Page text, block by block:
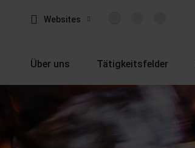
Websites
Über uns Tätigkeitsfelder